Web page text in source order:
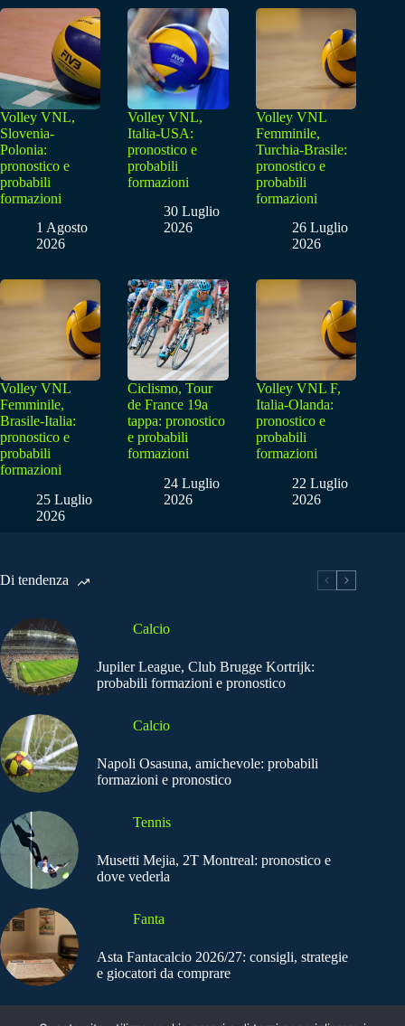
Volley VNL,
Slovenia-
Polonia:
pronostico e
probabili
formazioni
1 Agosto
2026
Volley VNL,
Italia-USA:
pronostico e
probabili
formazioni
30 Luglio
2026
Volley VNL
Femminile,
Turchia-Brasile:
pronostico e
probabili
formazioni
26 Luglio
2026
Volley VNL
Femminile,
Brasile-Italia:
pronostico e
probabili
formazioni
25 Luglio
2026
Ciclismo, Tour
de France 19a
tappa: pronostico
e probabili
formazioni
24 Luglio
2026
Volley VNL F,
Italia-Olanda:
pronostico e
probabili
formazioni
22 Luglio
2026
Di tendenza
Calcio
Jupiler League, Club Brugge Kortrijk:
probabili formazioni e pronostico
Calcio
Napoli Osasuna, amichevole: probabili
formazioni e pronostico
Tennis
Musetti Mejia, 2T Montreal: pronostico e
dove vederla
Fanta
Asta Fantacalcio 2026/27: consigli, strategie
e giocatori da comprare